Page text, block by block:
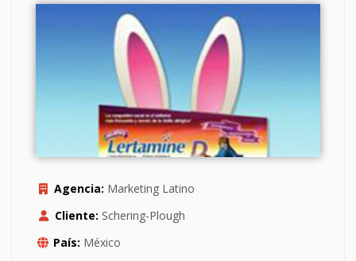
Agencia: Marketing Latino
Cliente: Schering-Plough
País: México